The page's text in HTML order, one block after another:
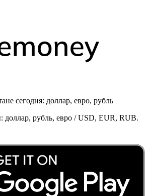
сегодня: доллар, евро, рубль
рубль, евро / USD, EUR, RUB.